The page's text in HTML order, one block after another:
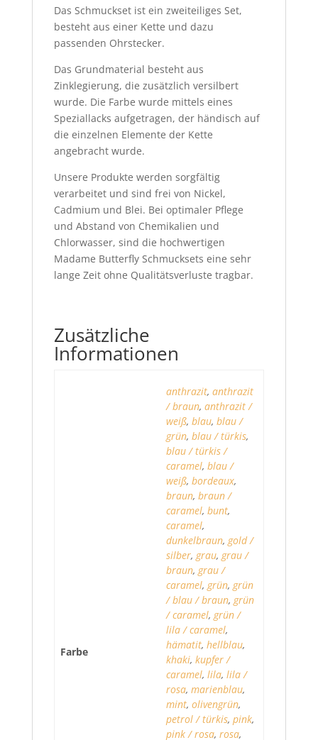
Das Schmuckset ist ein zweiteiliges Set,
besteht aus einer Kette und dazu
passenden Ohrstecker.
Das Grundmaterial besteht aus
Zinklegierung, die zusätzlich versilbert
wurde. Die Farbe wurde mittels eines
Speziallacks aufgetragen, der händisch auf
die einzelnen Elemente der Kette
angebracht wurde.
Unsere Produkte werden sorgfältig
verarbeitet und sind frei von Nickel,
Cadmium und Blei. Bei optimaler Pflege
und Abstand von Chemikalien und
Chlorwasser, sind die hochwertigen
Madame Butterfly Schmucksets eine sehr
lange Zeit ohne Qualitätsverluste tragbar.
Zusätzliche
Informationen
Farbe
anthrazit, anthrazit
/ braun, anthrazit /
weiß, blau, blau /
grün, blau / türkis,
blau / türkis /
caramel, blau /
weiß, bordeaux,
braun, braun /
caramel, bunt,
caramel,
dunkelbraun, gold /
silber, grau, grau /
braun, grau /
caramel, grün, grün
/ blau / braun, grün
/ caramel, grün /
lila / caramel,
hämatit, hellblau,
khaki, kupfer /
caramel, lila, lila /
rosa, marienblau,
mint, olivengrün,
petrol / türkis, pink,
pink / rosa, rosa,